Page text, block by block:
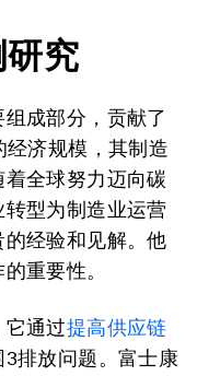
究
成部分，贡献了
经济规模，其制造
全球努力迈向碳
型为制造业运营
经验和见解。他
重要性。
通过提高供应链
3排放问题。富士康